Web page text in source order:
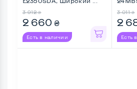
3 912 ₴
2 660 ₴
Есть в наличии
3 011 ₴
2
Есть